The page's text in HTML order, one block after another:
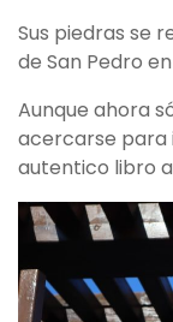
Sus piedras se
de San Pedro
Aunque ahora
acercarse para
autentico libro